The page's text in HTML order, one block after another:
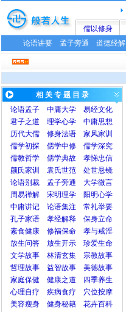
儒以修身
论语讲要
孟子旁通 道德经解
相 关 专 题 目 录
论语孟子 中庸大学
易经文化
君子之道
理学心学
中庸思想
历代大儒
修身法语
家风家训
儒学初探
儒学中修
儒学深究
儒教哲学
儒学典故
孝悌忠信
颜氏家训
袁氏世范
处世悬镜
论语别裁
孟子旁通
大学微言
周易禅解
宋明理学
阳明心学
中庸讲记
论语集注
常礼举要
孔子家语
孝经解释
保身立命
素食健康
修福保命
孝与戒淫
放生问答
放生开示
珍爱生命
文学故事
林清玄集
宗教故事
哲理故事
益智故事
美德故事
家庭保健
健康之道
四季养生
心理自疗 疾病食疗 穴位按摩
美容瘦身 健身秘籍 花卉百科